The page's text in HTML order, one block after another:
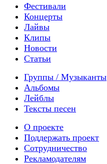
Фестивали
Концерты
Лайвы
Клипы
Новости
Статьи
Группы / Музыканты
Альбомы
Лейблы
Тексты песен
О проекте
Поддержать проект
Сотрудничество
Рекламодателям